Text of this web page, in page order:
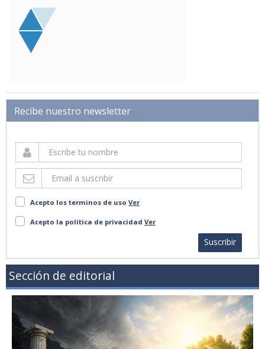
Recibe nuestro newsletter
Acepto los terminos de uso Ver
Acepto la política de privacidad Ver
Suscribir
Sección de editorial